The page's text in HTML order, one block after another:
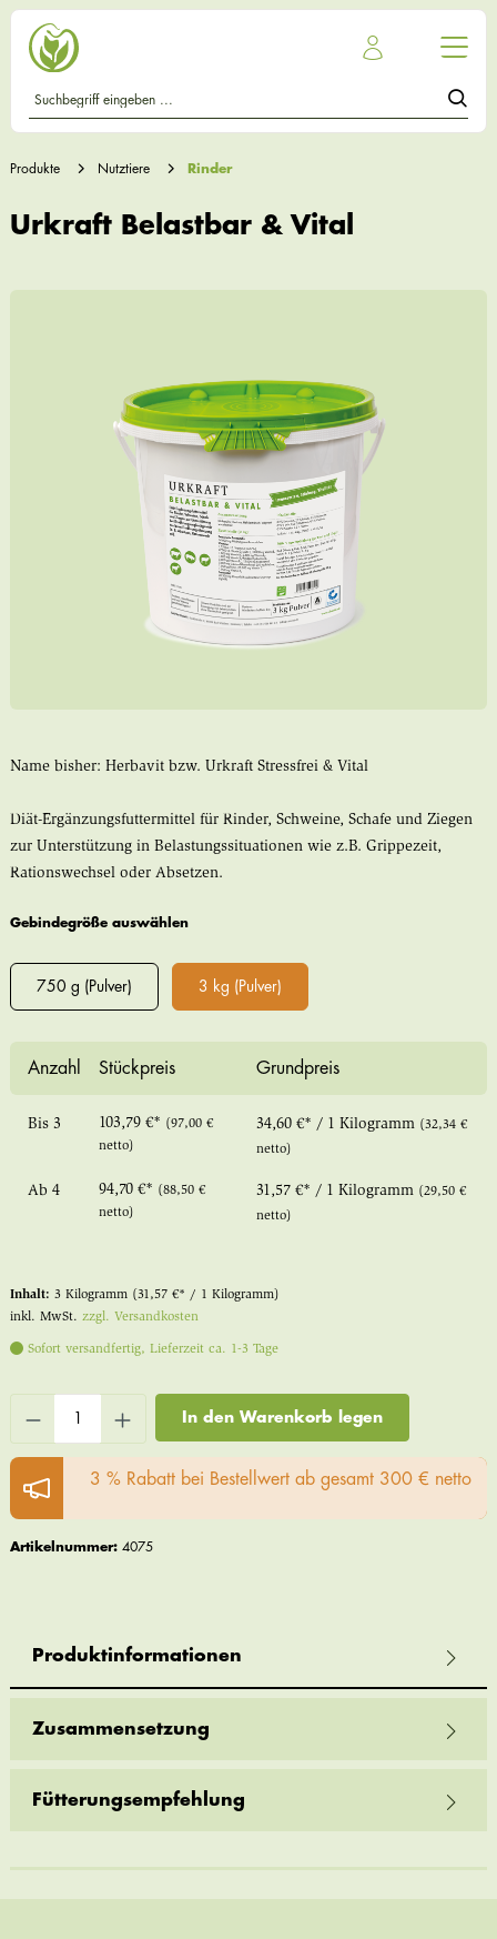
Produkte Nutztiere Rinder
Urkraft Belastbar & Vital
Name bisher: Herbavit bzw. Urkraft Stressfrei & Vital
Diät-Ergänzungsfuttermittel für Rinder, Schweine, Schafe und Ziegen
zur Unterstützung in Belastungssituationen wie z.B. Grippezeit,
Rationswechsel oder Absetzen.
Gebindegröße auswählen
750 g (Pulver) 3 kg (Pulver)
Anzahl Stückpreis Grundpreis
Bis 3 103,79 €* (97,00 €
netto)
34,60 €* / 1 Kilogramm (32,34 €
netto)
Ab 4 94,70 €* (88,50 €
netto)
31,57 €* / 1 Kilogramm (29,50 €
netto)
Inhalt: 3 Kilogramm (31,57 €* / 1 Kilogramm)
inkl. MwSt. zzgl. Versandkosten
Sofort versandfertig, Lieferzeit ca. 1-3 Tage
In den Warenkorb legen
3 % Rabatt bei Bestellwert ab gesamt 300 € netto
Artikelnummer: 4075
Produktinformationen
Zusammensetzung
Fütterungsempfehlung